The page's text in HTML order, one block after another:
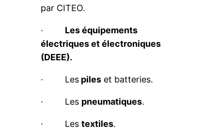
par CITEO.
· Les équipements
électriques et électroniques
(DEEE).
· Les piles et batteries.
· Les pneumatiques.
· Lestextiles.